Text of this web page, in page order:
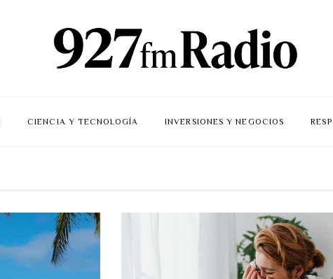
CIENCIA Y TECNOLOGÍA INVERSIONES Y NEGOCIOS